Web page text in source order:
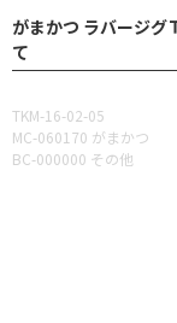
がまかつ ラバージ
て
TKM-16-02-05
MC-060170 がまかつ
BC-000000 その他